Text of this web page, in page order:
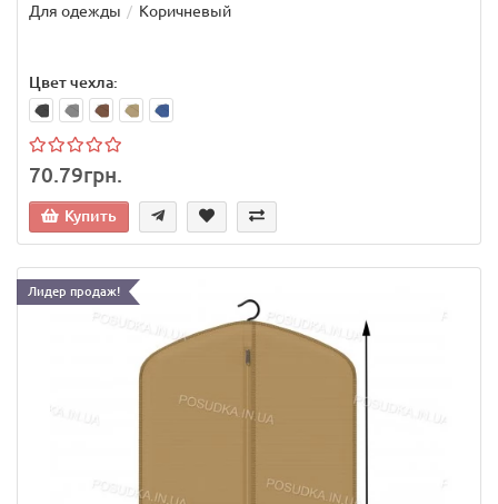
Для одежды Коричневый
Цвет чехла:
70.79грн.
Купить
Лидер продаж!